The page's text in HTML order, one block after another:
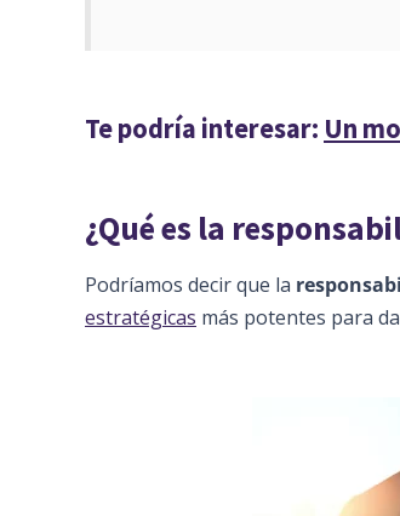
Te podría interesar: Un
¿Qué es la
Podríamos decir que la
estratégicas más potentes para